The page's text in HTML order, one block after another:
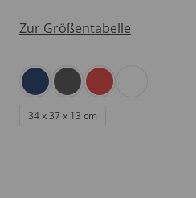
Zur Größentabelle
34 x 37 x 13 cm